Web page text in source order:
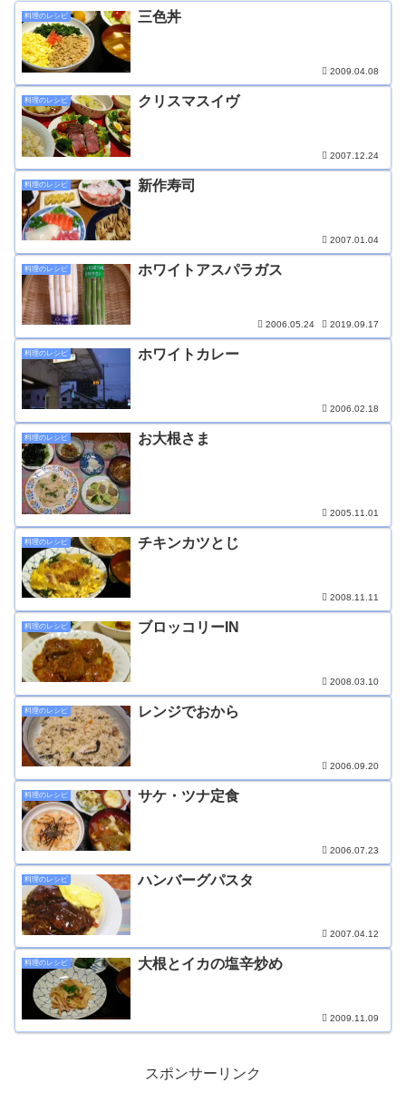
料理のレシピ 三色丼
2009.04.08
料理のレシピ クリスマスイヴ
2007.12.24
料理のレシピ 新作寿司
2007.01.04
料理のレシピ ホワイトアスパラガス
2006.05.24 2019.09.17
料理のレシピ ホワイトカレー
2006.02.18
料理のレシピ お大根さま
2005.11.01
料理のレシピ チキンカツとじ
2008.11.11
料理のレシピ ブロッコリーIN
2008.03.10
料理のレシピ レンジでおから
2006.09.20
料理のレシピ サケ・ツナ定食
2006.07.23
料理のレシピ ハンバーグパスタ
2007.04.12
料理のレシピ 大根とイカの塩辛炒め
2009.11.09
スポンサーリンク